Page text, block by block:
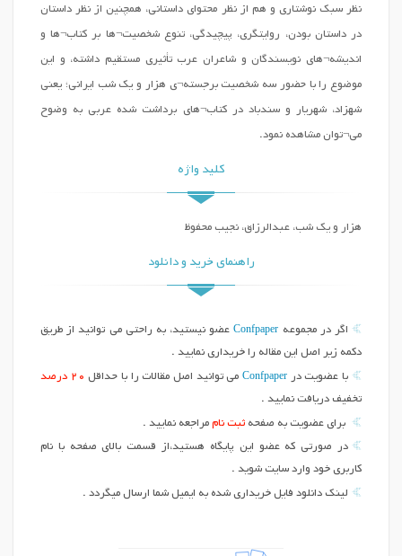
نظر سبک نوشتاری و هم از نظر محتوای داستانی، همچنین از نظر داستان
در داستان بودن، روایتگری، پیچیدگی، تنوع شخصیت¬ها بر کتاب¬ها و
اندیشه¬های نویسندگان و شاعران عرب تأثیری مستقیم داشته، و این
موضوع را با حضور سه شخصیت برجسته¬ی هزار و یک شب ایرانی؛ یعنی
شهزاد، شهریار و سندباد در کتاب¬های برداشت شده عربی به وضوح
می¬توان مشاهده نمود.
کلید واژه
هزار و یک شب، عبدالرزاق، نجیب محفوظ
راهنمای خرید و دانلود
اگر در مجموعه Confpaperعضو نیستید، به راحتی می توانید از طریق
دکمه زیر اصل این مقاله را خریداری نمایید .
با عضویت در Confpaperمی توانید اصل مقالات را با حداقل 20 درصد
تخفیف دریافت نمایید .
برای عضویت به صفحه ثبت نام مراجعه نمایید .
در صورتی که عضو این پایگاه هستید،از قسمت بالای صفحه با نام
کاربری خود وارد سایت شوید .
لینک دانلود فایل خریداری شده به ایمیل شما ارسال میگردد .